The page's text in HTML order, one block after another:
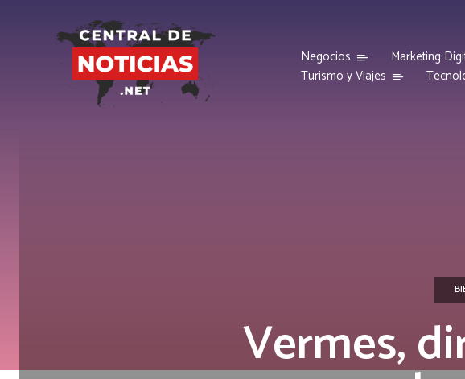
Negocios Marketing
Turismo y Viajes
Vermes,